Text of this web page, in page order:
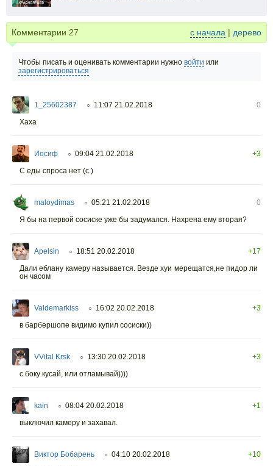
Комментарии 27 с начала | дерево
Чтобы писать и оценивать комментарии нужно войти или
зарегистрироваться
1_25602387 ○ 11:07 21.02.2018
0
Хаха
Иосиф ○ 09:04 21.02.2018
+3
С еды спроса нет (с.)
maloydimas ○ 05:21 21.02.2018
0
Я бы на первой сосиске уже бы задумался. Нахрена ему вторая?
Apelsin ○ 18:51 20.02.2018
+17
Дали еблану камеру называется. Везде хуи мерещатся,не пидор ли
он часом
Valdemarkiss ○ 16:02 20.02.2018
+3
в барбершопе видимо купил сосиски))
VVital Krsk ○ 13:30 20.02.2018
+3
с боку кусай, или отламывай))))
kain ○ 08:04 20.02.2018
+1
выключил камеру и захавал.
Виктор Бобарень ○ 04:10 20.02.2018
+10